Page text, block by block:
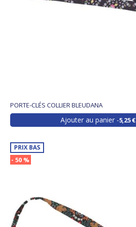
PORTE-CLÉS COLLIER BLEUDANA
Ajouter au panier 5,25 €
PRIX BAS
- 50 %